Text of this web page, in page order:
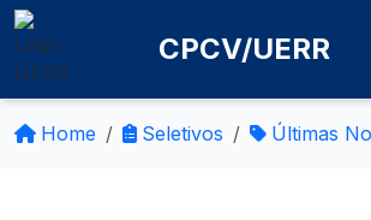
CPCV/UERR
Home Seletivos Últimas